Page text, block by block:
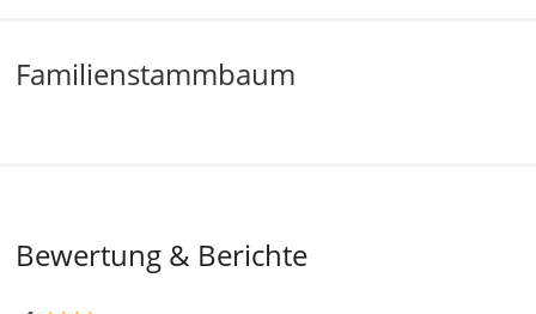
Familienstammbaum
Bewertung & Berichte